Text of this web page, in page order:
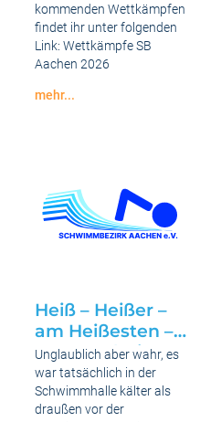
kommenden Wettkämpfen
findet ihr unter folgenden
Link: Wettkämpfe SB
Aachen 2026
mehr...
Heiß – Heißer –
am Heißesten –
Top Ergebnisse
bei der BZM
„Lange Bahn“ in
Düren am 26.06.
Unglaublich aber wahr, es
war tatsächlich in der
Schwimmhalle kälter als
draußen vor der